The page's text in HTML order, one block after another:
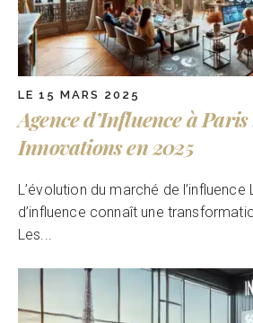
LE 15 MARS 2025
Agence d’Influence à
Innovations en 2025
L’évolution du marché de l’influence
d’influence connaît une
Les...